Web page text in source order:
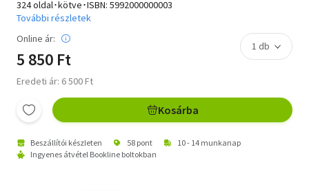
324 oldal･kötve･ISBN: 5992000000003
További részletek
Online ár:
5 850 Ft
Eredeti ár: 6 500 Ft
Kosárba
Beszállítói készleten 58 pont
10 - 14 munkanap
Ingyenes átvétel Bookline boltokban